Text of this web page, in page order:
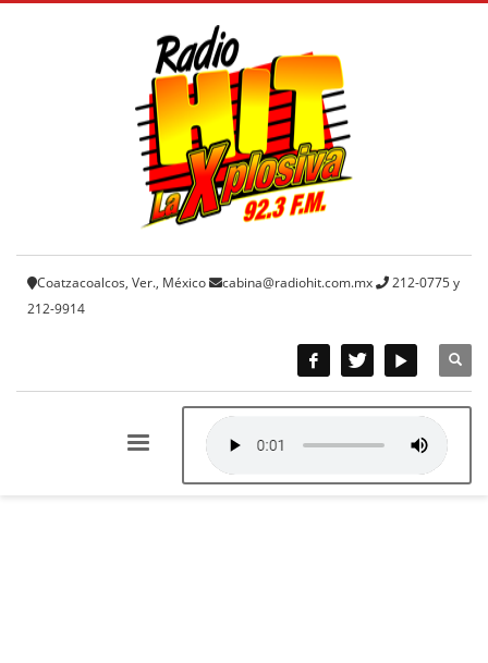
Coatzacoalcos, Ver., México cabina@radiohit.com.mx
212-0775 y
212-9914